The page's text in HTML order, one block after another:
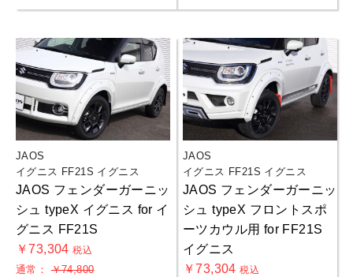
JAOS
イグニス FF21S イグニス
JAOS フェンダーガーニッ
シュ typeX イグニス for イ
グニス FF21S
￥73,304税込
通常：￥74,800
JAOS
イグニス FF21S イグニス
JAOS フェンダーガーニッ
シュ typeX フロントスポ
ーツカウル用 for FF21S
イグニス
￥73,304税込